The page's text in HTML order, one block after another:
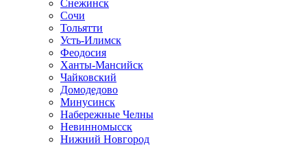
Снежинск
Сочи
Тольятти
Усть-Илимск
Феодосия
Ханты-Мансийск
Чайковский
Домодедово
Минусинск
Набережные Челны
Невинномысск
Нижний Новгород